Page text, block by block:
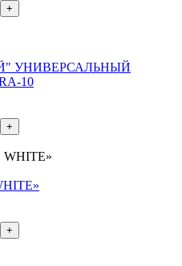
+
УНИВЕРСАЛЬНЫЙ
10
+
+